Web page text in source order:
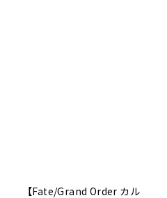
【Fate/Grand Order カル